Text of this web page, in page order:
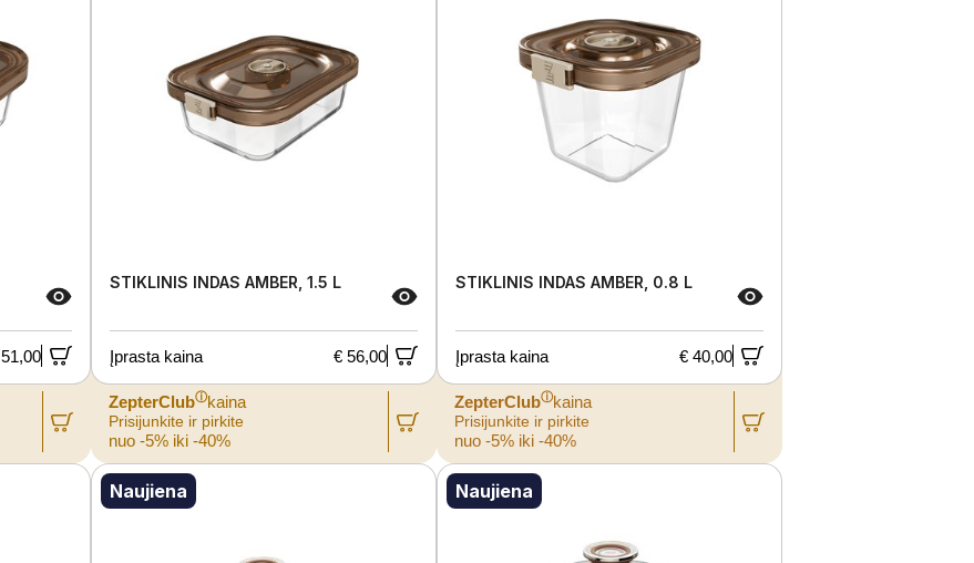
STIKLINIS INDAS AMBER, 1.5 L
Įprasta kaina € 56,00
ZepterClubⓘkaina
Prisijunkite ir pirkite
nuo -5% iki -40%
STIKLINIS INDAS AMBER, 0.8 L
Įprasta kaina € 40,00
ZepterClubⓘkaina
Prisijunkite ir pirkite
nuo -5% iki -40%
Naujiena Naujiena